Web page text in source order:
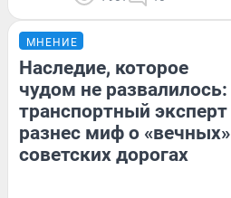
МНЕНИЕ
Наследие, которое
чудом не развалилось:
транспортный эксперт
разнес миф о «вечных»
советских дорогах